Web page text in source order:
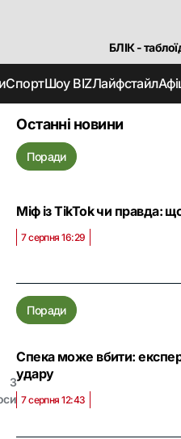
БЛІК -
СпортШоу BIZЛайфстайл
3
Останні новини
Поради
Міф із TikTok чи правда:
7 серпня 16:29
Поради
Спека може вбити:
удару
7 серпня 12:43